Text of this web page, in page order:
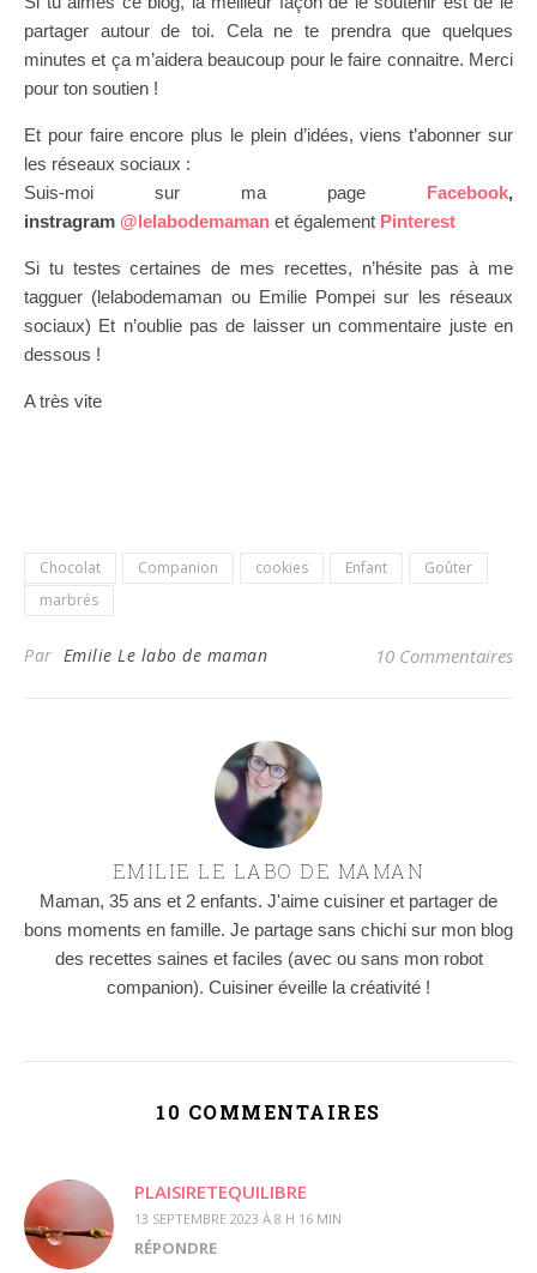
partager autour de toi. Cela ne te prendra que quelques
minutes et ça m’aidera beaucoup pour le faire connaitre. Merci
pour ton soutien !
Et pour faire encore plus le plein d’idées, viens t’abonner sur
les réseaux sociaux :
Suis-moi sur ma page Facebook,
instragram @lelabodemaman et également Pinterest
Si tu testes certaines de mes recettes, n’hésite pas à me
tagguer (lelabodemaman ou Emilie Pompei sur les réseaux
sociaux) Et n’oublie pas de laisser un commentaire juste en
dessous !
A très vite
Chocolat Companion cookies Enfant
Goûter
marbrés
Par Emilie Le labo de maman 10 Commentaires
EMILIE LE LABO DE MAMAN
Maman, 35 ans et 2 enfants. J'aime cuisiner et partager de
bons moments en famille. Je partage sans chichi sur mon blog
des recettes saines et faciles (avec ou sans mon robot
companion). Cuisiner éveille la créativité !
10 COMMENTAIRES
PLAISIRETEQUILIBRE
13 SEPTEMBRE 2023 À 8 H 16 MIN
RÉPONDRE